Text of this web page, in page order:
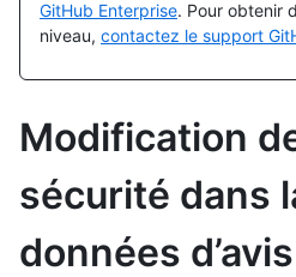
GitHub Enterprise. Pour obtenir
niveau, contactez le support
Modification
sécurité dans
données